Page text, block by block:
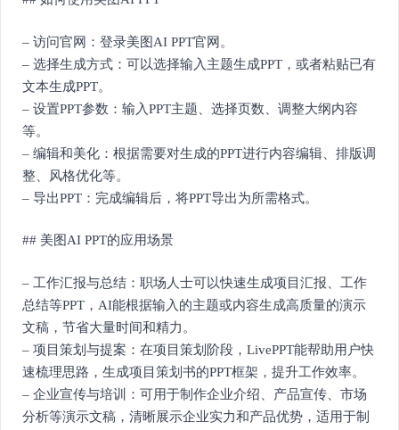
– 访问官网：登录美图AI PPT官网。
– 选择生成方式：可以选择输入主题生成PPT，或者粘贴已有
文本生成PPT。
– 设置PPT参数：输入PPT主题、选择页数、调整大纲内容
等。
– 编辑和美化：根据需要对生成的PPT进行内容编辑、排版调
整、风格优化等。
– 导出PPT：完成编辑后，将PPT导出为所需格式。
## 美图AI PPT的应用场景
– 工作汇报与总结：职场人士可以快速生成项目汇报、工作
总结等PPT，AI能根据输入的主题或内容生成高质量的演示
文稿，节省大量时间和精力。
– 项目策划与提案：在项目策划阶段，LivePPT能帮助用户快
速梳理思路，生成项目策划书的PPT框架，提升工作效率。
– 企业宣传与培训：可用于制作企业介绍、产品宣传、市场
分析等演示文稿，清晰展示企业实力和产品优势，适用于制